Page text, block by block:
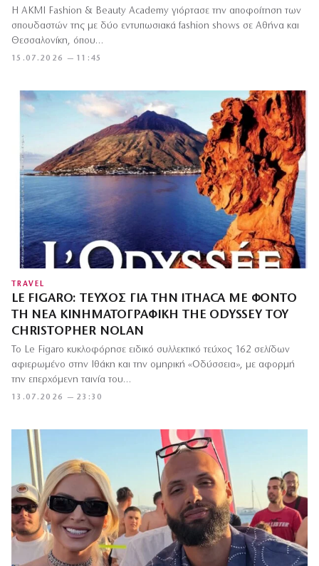
15.07.2026 — 11:45
Η AKMI Fashion & Beauty Academy γιόρτασε την αποφοίτηση των
σπουδαστών της με δύο εντυπωσιακά fashion shows σε Αθήνα και
Θεσσαλονίκη, όπου…
TRAVEL
LE FIGARO: ΤΕΎΧΟΣ ΓΙΑ ΤΗΝ ITHACA ΜΕ ΦΌΝΤΟ
ΤΗ ΝΈΑ ΚΙΝΗΜΑΤΟΓΡΑΦΙΚΉ THE ODYSSEY ΤΟΥ
CHRISTOPHER NOLAN
13.07.2026 — 23:30
Το Le Figaro κυκλοφόρησε ειδικό συλλεκτικό τεύχος 162 σελίδων
αφιερωμένο στην Ιθάκη και την ομηρική «Οδύσσεια», με αφορμή
την επερχόμενη ταινία του…